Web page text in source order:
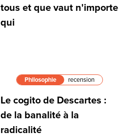
tous et que vaut n'importe
qui
Philosophie recension
Le cogito de Descartes :
de la banalité à la
radicalité